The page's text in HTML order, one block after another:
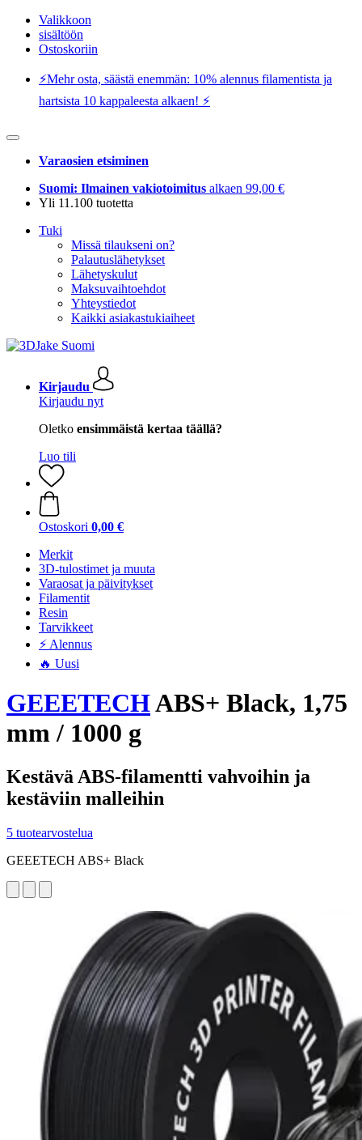
Valikkoon
sisältöön
Ostoskoriin
⚡️Mehr osta, säästä enemmän: 10% alennus filamentista ja
hartsista 10 kappaleesta alkaen! ⚡️
Varaosien etsiminen
Suomi: Ilmainen vakiotoimitus alkaen 99,00 €
Yli 11.100 tuotetta
Tuki
Missä tilaukseni on?
Palautuslähetykset
Lähetyskulut
Maksuvaihtoehdot
Yhteystiedot
Kaikki asiakastukiaiheet
Kirjaudu
Kirjaudu nyt
Oletko ensimmäistä kertaa täällä?
Luo tili
Ostoskori 0,00 €
Merkit
3D-tulostimet ja muuta
Varaosat ja päivitykset
Filamentit
Resin
Tarvikkeet
⚡ Alennus
🔥 Uusi
GEEETECHABS+ Black, 1,75
mm / 1000 g
Kestävä ABS-filamentti vahvoihin ja
kestäviin malleihin
5 tuotearvostelua
GEEETECH ABS+ Black